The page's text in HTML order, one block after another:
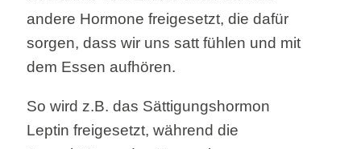
andere Hormone freigesetzt, die dafür
sorgen, dass wir uns satt fühlen und mit
dem Essen aufhören.
So wird z.B. das Sättigungshormon
Leptin freigesetzt, während die